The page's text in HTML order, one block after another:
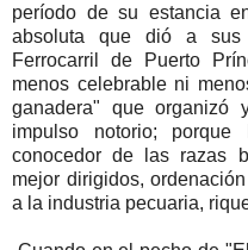
período de su estancia
absoluta que dió a sus
Ferrocarril de Puerto
menos celebrable ni
ganadera" que
impulso notorio; porque
conocedor de las razas
mejor dirigidos,
a la industria pecuaria,